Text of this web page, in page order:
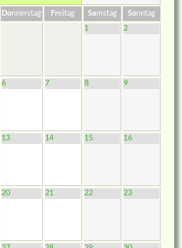
Donnerstag Freitag Samstag Sonntag
1
2
6 7 8 9
13 14 15 16
20 21 22 23